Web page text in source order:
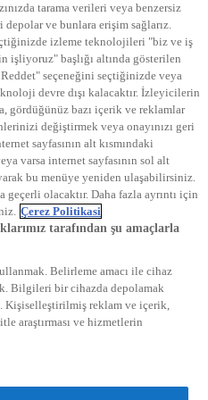
tarama verileri veya benzersiz
ve bunlara erişim sağlarız.
izleme teknolojileri "biz ve iş
işliyoruz" başlığı altında gösterilen
seçeneğini seçtiğinizde veya
devre dışı kalacaktır. İzleyicilerin
gördüğünüz bazı içerik ve reklamlar
değiştirmek veya onayınızı geri
sayfasının alt kısmındaki
varsa internet sayfasının sol alt
bu menüye yeniden ulaşabilirsiniz.
geçerli olacaktır. Daha fazla ayrıntı için
Çerez Politikasi
tarafından şu amaçlarla
Belirleme amacı ile cihaz
Bilgileri bir cihazda depolamak
Kişiselleştirilmiş reklam ve içerik,
araştırması ve hizmetlerin